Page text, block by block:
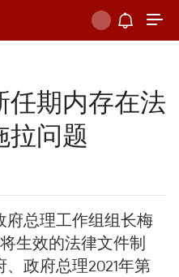
任期内存在法
拉问题
府总理工作组组长梅
生效的法律文件制
政府总理2021年第